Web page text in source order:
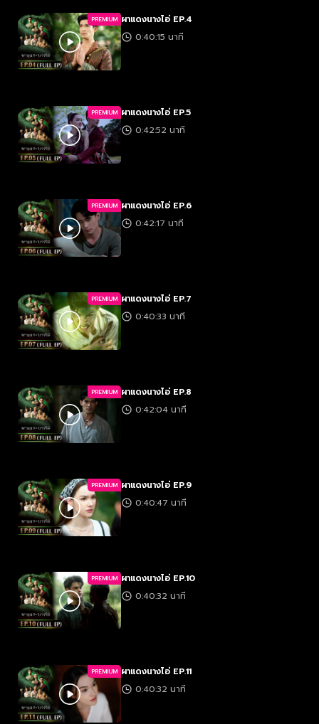
PREMIUM ผาแดงนางไอ่ EP.4
0:40:15 นาที
PREMIUM ผาแดงนางไอ่ EP.5
0:42:52 นาที
PREMIUM ผาแดงนางไอ่ EP.6
0:42:17 นาที
PREMIUM ผาแดงนางไอ่ EP.7
0:40:33 นาที
PREMIUM ผาแดงนางไอ่ EP.8
0:42:04 นาที
PREMIUM ผาแดงนางไอ่ EP.9
0:40:47 นาที
PREMIUM ผาแดงนางไอ่ EP.10
0:40:32 นาที
PREMIUM ผาแดงนางไอ่ EP.11
0:40:32 นาที